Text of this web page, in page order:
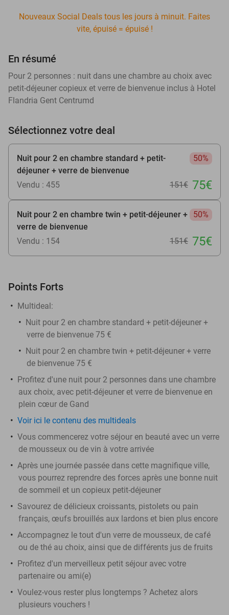
Nouveaux Social Deals tous les jours à minuit. Faites
vite, épuisé = épuisé !
En résumé
Pour 2 personnes : nuit dans une chambre au choix avec
petit-déjeuner copieux et verre de bienvenue inclus à Hotel
Flandria Gent Centrumd
Sélectionnez votre deal
Nuit pour 2 en chambre standard + petit-
déjeuner + verre de bienvenue
50%
Vendu : 455 151€ 75€
Nuit pour 2 en chambre twin + petit-déjeuner +
verre de bienvenue
50%
Vendu : 154 151€ 75€
Points Forts
Multideal:
Nuit pour 2 en chambre standard + petit-déjeuner +
verre de bienvenue 75 €
Nuit pour 2 en chambre twin + petit-déjeuner + verre
de bienvenue 75 €
Profitez d'une nuit pour 2 personnes dans une chambre
aux choix, avec petit-déjeuner et verre de bienvenue en
plein cœur de Gand
Voir ici le contenu des multideals
Vous commencerez votre séjour en beauté avec un verre
de mousseux ou de vin à votre arrivée
Après une journée passée dans cette magnifique ville,
vous pourrez reprendre des forces après une bonne nuit
de sommeil et un copieux petit-déjeuner
Savourez de délicieux croissants, pistolets ou pain
français, œufs brouillés aux lardons et bien plus encore
Accompagnez le tout d'un verre de mousseux, de café
ou de thé au choix, ainsi que de différents jus de fruits
Profitez d'un merveilleux petit séjour avec votre
partenaire ou ami(e)
Voulez-vous rester plus longtemps ? Achetez alors
plusieurs vouchers !